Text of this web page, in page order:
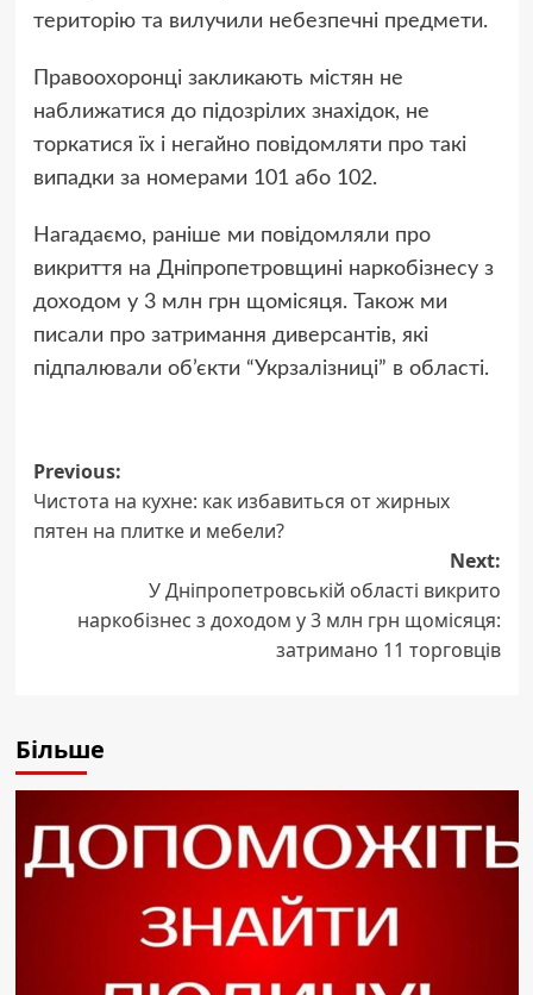
територію та вилучили небезпечні предмети.
Правоохоронці закликають містян не
наближатися до підозрілих знахідок, не
торкатися їх і негайно повідомляти про такі
випадки за номерами 101 або 102.
Нагадаємо, раніше ми повідомляли про
викриття на Дніпропетровщині наркобізнесу з
доходом у 3 млн грн щомісяця. Також ми
писали про затримання диверсантів, які
підпалювали об’єкти “Укрзалізниці” в області.
Post
navigation
Previous:
Чистота на кухне: как избавиться от жирных
пятен на плитке и мебели?
Next:
У Дніпропетровській області викрито
наркобізнес з доходом у 3 млн грн щомісяця:
затримано 11 торговців
Більше